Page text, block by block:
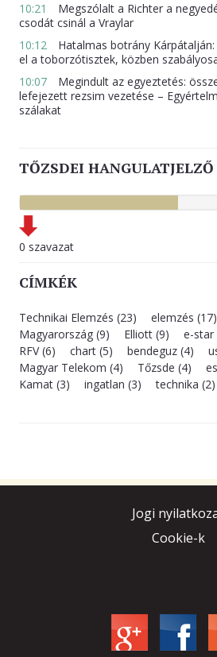
10:21
Megszólalt a Richter a
csodát csinál a Vraylar
10:12
Hatalmas botrány
el a toborzótisztek, közben
10:07
Megindult az egyeztetés:
lefejezett rezsim vezetése –
szálakat
TŐZSDEI HANGULATJELZŐ
0 szavazat
CÍMKÉK
Technikai Elemzés (23) elemzés (17)
Magyarország (9)
Elliott (9) e-star
RFV (6)
chart (5) bendeguz (4)
Magyar Telekom (4)
Tőzsde (4)
Kamat (3)
ingatlan (3) technika (2)
Jogi
Cookie-k